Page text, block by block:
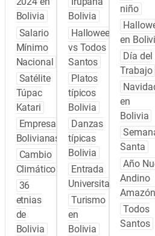
Bolivia
Salario
Mínimo
Nacional
Satélite
Túpac
Katari
Empresas
Bolivianas
Cambio
Climático
36
etnias
de
Bolivia
Bolivia
Halloween
vs Todos
Santos
Platos
típicos
Bolivia
Danzas
típicas
Bolivia
Entrada
Universitaria
Turismo
en
Bolivia
niño
en
Día del
Trabajo
en
Bolivia
Santa
Año
Andino
Todos
Santos